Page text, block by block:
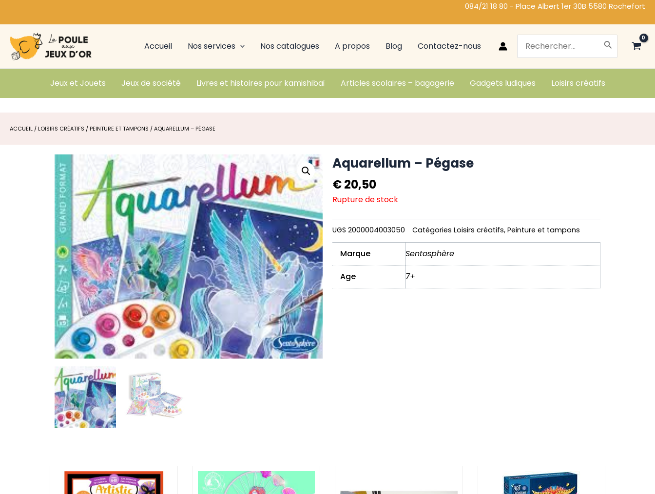
084/21 18 80 - Place Albert 1er 30B 5580 Rochefort
Accueil Nos services Nos catalogues A propos Blog Contactez-nous
Search
Jeux et Jouets Jeux de société Livres et histoires pour kamishibaï Articles scolaires – bagagerie Gadgets ludiques Loisirs créatifs
ACCUEIL /LOISIRS CRÉATIFS /PEINTURE ET TAMPONS / AQUARELLUM – PÉGASE
Aquarellum – Pégase
€20,50
Rupture de stock
UGS 2000004003050 Catégories Loisirs créatifs, Peinture et tampons
Marque Sentosphère
Age 7+